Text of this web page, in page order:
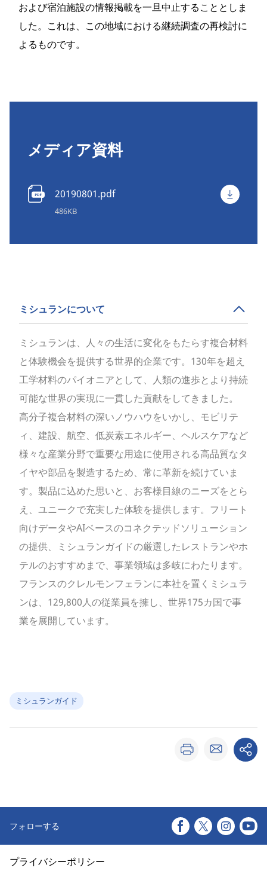
および宿泊施設の情報掲載を一旦中止することとしま
した。これは、この地域における継続調査の再検討に
よるものです。
メディア資料
20190801.pdf
486KB
ミシュランについて
ミシュランは、人々の生活に変化をもたらす複合材料
と体験機会を提供する世界的企業です。130年を超え
工学材料のパイオニアとして、人類の進歩とより持続
可能な世界の実現に一貫した貢献をしてきました。
高分子複合材料の深いノウハウをいかし、モビリテ
ィ、建設、航空、低炭素エネルギー、ヘルスケアなど
様々な産業分野で重要な用途に使用される高品質なタ
イヤや部品を製造するため、常に革新を続けていま
す。製品に込めた思いと、お客様目線のニーズをとら
え、ユニークで充実した体験を提供します。フリート
向けデータやAIベースのコネクテッドソリューション
の提供、ミシュランガイドの厳選したレストランやホ
テルのおすすめまで、事業領域は多岐にわたります。
フランスのクレルモンフェランに本社を置くミシュラ
ンは、129,800人の従業員を擁し、世界175カ国で事
業を展開しています。
ミシュランガイド
フォローする
プライバシーポリシー